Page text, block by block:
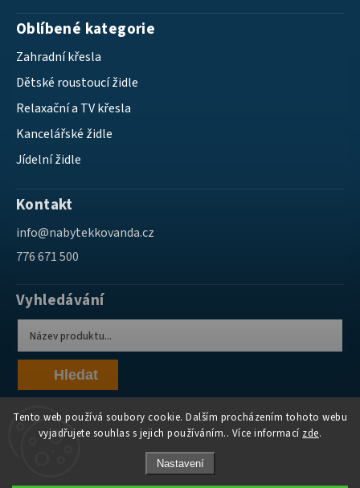
Tento web používá soubory cookie. Dalším procházením tohoto webu
vyjadřujete souhlas s jejich používáním.. Více informací zde.
Nastavení
Oblíbené kategorie
Zahradní křesla
Dětské roustoucí židle
Relaxační a TV křesla
Kancelářské židle
Jídelní židle
Kontakt
info@nabytekkovanda.cz
776 671 500
Vyhledávání
Hledat